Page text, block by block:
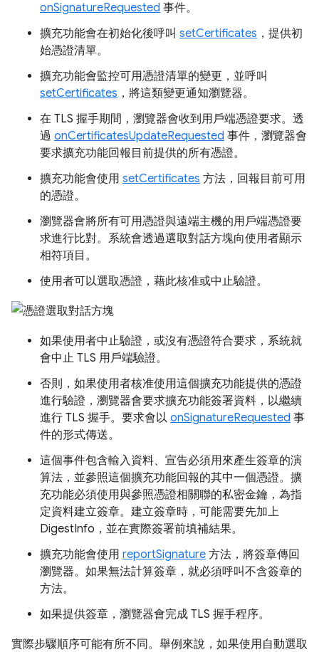
onSignatureRequested 事件。
擴充功能會在初始化後呼叫 setCertificates ，提供初
始憑證清單。
擴充功能會監控可用憑證清單的變更，並呼叫
setCertificates ，將這類變更通知瀏覽器。
在 TLS 握手期間，瀏覽器會收到用戶端憑證要求。透
過 onCertificatesUpdateRequested 事件，瀏覽器會
要求擴充功能回報目前提供的所有憑證。
擴充功能會使用 setCertificates 方法，回報目前可用
的憑證。
瀏覽器會將所有可用憑證與遠端主機的用戶端憑證要
求進行比對。系統會透過選取對話方塊向使用者顯示
相符項目。
使用者可以選取憑證，藉此核准或中止驗證。
如果使用者中止驗證，或沒有憑證符合要求，系統就
會中止 TLS 用戶端驗證。
否則，如果使用者核准使用這個擴充功能提供的憑證
進行驗證，瀏覽器會要求擴充功能簽署資料，以繼續
進行 TLS 握手。要求會以 onSignatureRequested 事
件的形式傳送。
這個事件包含輸入資料、宣告必須用來產生簽章的演
算法，並參照這個擴充功能回報的其中一個憑證。擴
充功能必須使用與參照憑證相關聯的私密金鑰，為指
定資料建立簽章。建立簽章時，可能需要先加上
DigestInfo，並在實際簽署前填補結果。
擴充功能會使用 reportSignature 方法，將簽章傳回
瀏覽器。如果無法計算簽章，就必須呼叫不含簽章的
方法。
如果提供簽章，瀏覽器會完成 TLS 握手程序。
實際步驟順序可能有所不同。舉例來說，如果使用自動選取